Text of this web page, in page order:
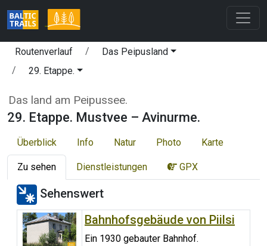
Routenverlauf
Das Peipusland
29. Etappe.
Das land am Peipussee.
29. Etappe. Mustvee – Avinurme.
Überblick Info Natur Photo Karte
Zu sehen Dienstleistungen GPX
Sehenswert
Bahnhofsgebäude von Piilsi
Ein 1930 gebauter Bahnhof.